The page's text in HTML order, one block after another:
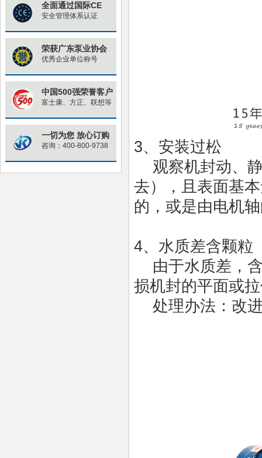
全面通过国际CE
安全管理体系认证
荣获广东泵业协会
优秀企业单位称号
中国500强荣誉客户
富士康、方正、联想等
一切为您 放心订购
咨询：400-800-9738
3、安装过松
观察机封动、静
去），且表面基
的，或是由电机
4、水质差含颗粒
由于水质差，含
损机封的平面或
处理办法：改